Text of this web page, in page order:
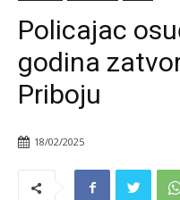
Policajac
godina
Priboju
18/02/2025